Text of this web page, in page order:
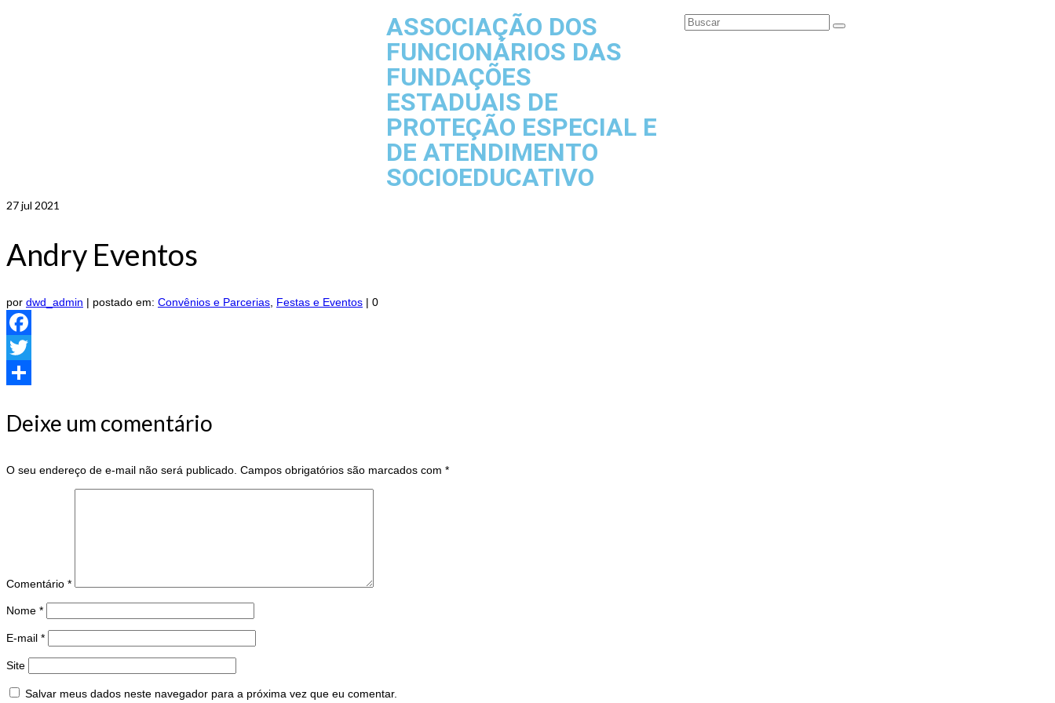
ASSOCIAÇÃO DOS
FUNCIONÁRIOS DAS
FUNDAÇÕES
ESTADUAIS DE
PROTEÇÃO ESPECIAL E
DE ATENDIMENTO
SOCIOEDUCATIVO
27jul 2021
Andry Eventos
por dwd_admin | postado em: Convênios e Parcerias Festas e Eventos | 0
Facebook
Twitter
Deixe um comentário
O seu endereço de e-mail não será publicado. Campos obrigatórios são marcados com *
Comentário *
Nome *
E-mail *
Site
Salvar meus dados neste navegador para a próxima vez que eu comentar.